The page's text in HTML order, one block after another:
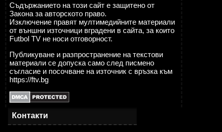
Съдържанието на този сайт е защитено от
Закона за авторското право.
Изключение правят мултимедийните материали
от външни източници вградени в сайта, за които
Futbol TV не носи отговорност.
Публикуване и разпространение на текстови
материали се допуска само след писмено
съгласие и посочване на източник с връзка към
https://ftv.bg
Контакти